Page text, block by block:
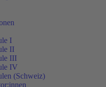
I
II
III
IV
(Schweiz)